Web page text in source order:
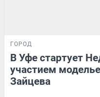
ГОРОД
В Уфе стартует
участием
Зайцева